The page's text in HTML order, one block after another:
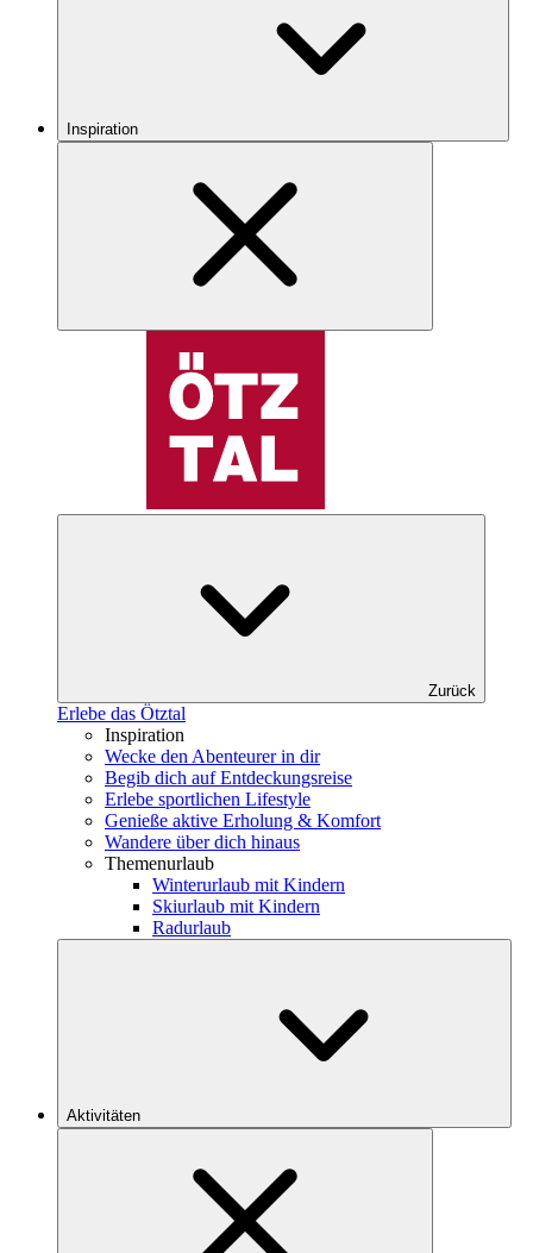
Inspiration
Zurück
Erlebe das Ötztal
Inspiration
Wecke den Abenteurer in dir
Begib dich auf Entdeckungsreise
Erlebe sportlichen Lifestyle
Genieße aktive Erholung & Komfort
Wandere über dich hinaus
Themenurlaub
Winterurlaub mit Kindern
Skiurlaub mit Kindern
Radurlaub
Aktivitäten